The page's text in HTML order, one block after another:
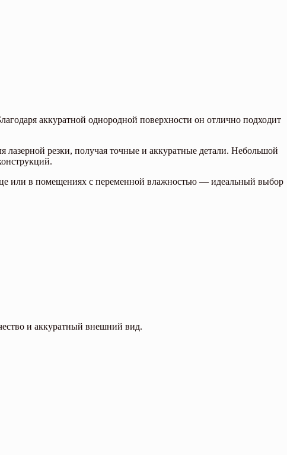
аккуратной однородной поверхности он отлично подходит
лазерной резки, получая точные и аккуратные детали. Небольшой
или в помещениях с переменной влажностью — идеальный выбор
и аккуратный внешний вид.